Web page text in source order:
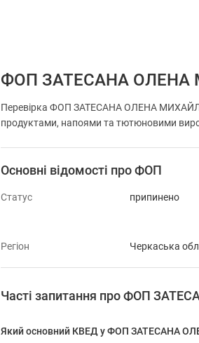
ФОП ЗАТЕСАНА ОЛЕНА
Перевірка ФОП ЗАТЕСАНА ОЛЕНА
продуктами, напоями та тютюновими
Основні відомості про ФОП
Статус припинено
Регіон
Черкаська
Часті запитання про ФОП
Який основний КВЕД у ФОП ЗАТЕСАНА